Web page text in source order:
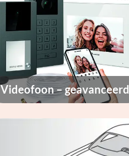
Videofoon – geavanceerd